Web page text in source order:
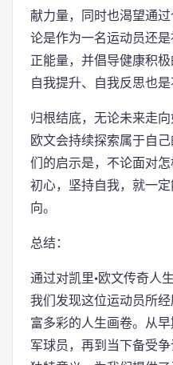
献力量，同时也渴望通
论是作为一名运动员还
正能量，并倡导健康积
自我提升、自我反思也是
归根结底，无论未来走
欧文会持续探索属于自
们的启示是，不论面对
初心，坚持自我，就一
向。
总结：
通过对凯里·欧文传奇人
我们发现这位运动员所
富多彩的人生画卷。从
军球员，再到当下备受